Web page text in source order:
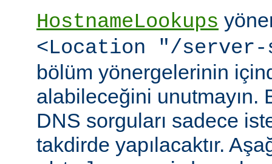
HostnameLookups
<Location "/
bölüm yönergelerinin
alabileceğini unutmayın.
DNS sorguları sadece
takdirde yapılacaktır.